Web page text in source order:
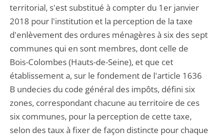
territorial, s'est substitué à compter du 1er janvier
2018 pour l'institution et la perception de la taxe
d'enlèvement des ordures ménagères à six des sept
communes qui en sont membres, dont celle de
Bois-Colombes (Hauts-de-Seine), et que cet
établissement a, sur le fondement de l'article 1636
B undecies du code général des impôts, défini six
zones, correspondant chacune au territoire de ces
six communes, pour la perception de cette taxe,
selon des taux à fixer de façon distincte pour chaque